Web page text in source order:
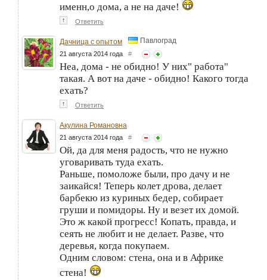
именн,о дома, а не на даче!
↑ Ответить
Дачница с опытом Павлоград
21 августа 2014 года #
Неа, дома - не обидно! У них" работа"
такая. А вот на даче - обидно! Какого тогда
ехать?
↑ Ответить
Акулина Романовна
21 августа 2014 года #
Ой, да для меня радость, что не нужно
уговаривать туда ехать.
Раньше, помоложе были, про дачу и не
заикайся! Теперь колет дрова, делает
барбекю из куриных бедер, собирает
груши и помидоры. Ну и везет их домой.
Это ж какой прогресс! Копать, правда, и
сеять не любит и не делает. Разве, что
деревья, когда покупаем.
Одним словом: стена, она и в Африке
стена!